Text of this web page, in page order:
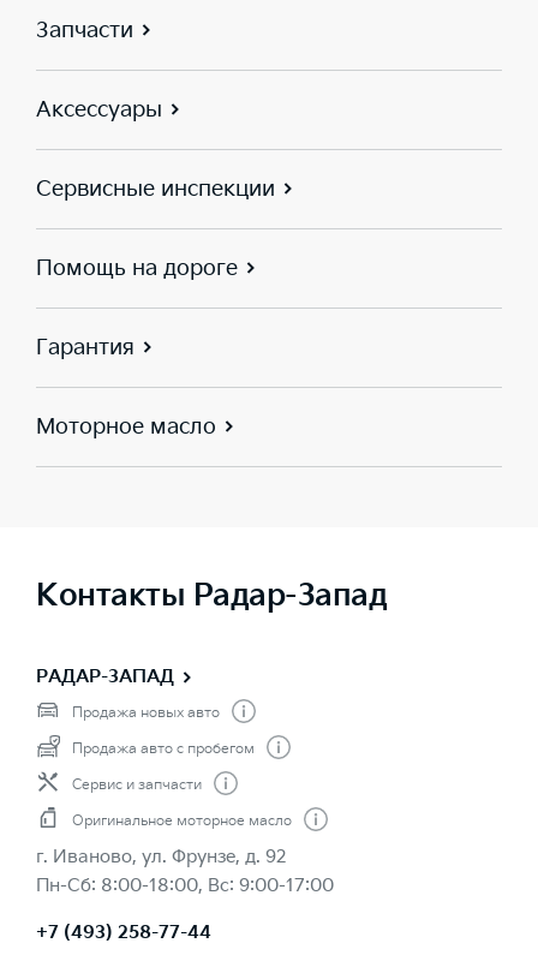
Запчасти
Аксессуары
Сервисные инспекции
Помощь на дороге
Гарантия
Моторное масло
Контакты Радар-Запад
РАДАР-ЗАПАД
Продажа новых авто
Продажа авто с пробегом
Сервис и запчасти
Оригинальное моторное масло
г. Иваново, ул. Фрунзе, д. 92
Пн-Сб: 8:00-18:00, Вс: 9:00-17:00
+7 (493) 258-77-44